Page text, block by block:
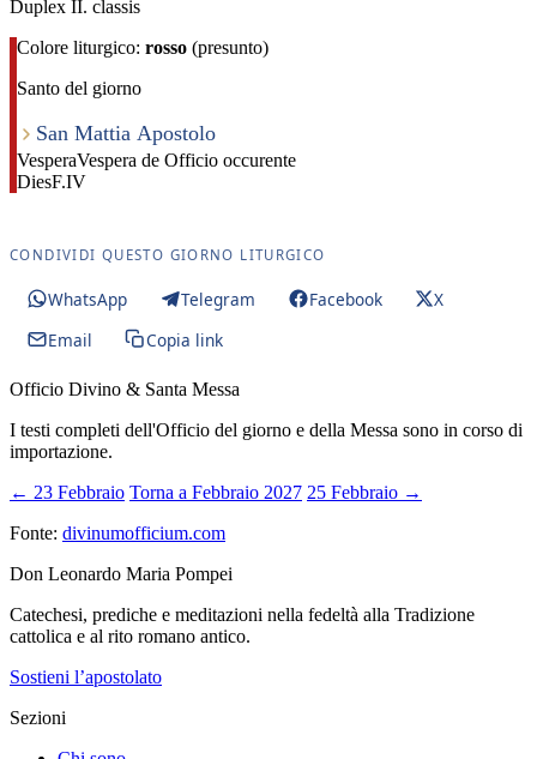
Duplex II. classis
Colore liturgico: rosso (presunto)
Santo del giorno
San Mattia Apostolo
VesperaVespera de Officio occurente
DiesF.IV
CONDIVIDI QUESTO GIORNO LITURGICO
WhatsApp Telegram Facebook
X
Email
Copia link
Officio Divino & Santa Messa
I testi completi dell'Officio del giorno e della Messa sono in corso di
importazione.
← 23 Febbraio Torna a Febbraio 2027 25 Febbraio →
Fonte: divinumofficium.com
Don Leonardo Maria Pompei
Catechesi, prediche e meditazioni nella fedeltà alla Tradizione
cattolica e al rito romano antico.
Sostieni l’apostolato
Sezioni